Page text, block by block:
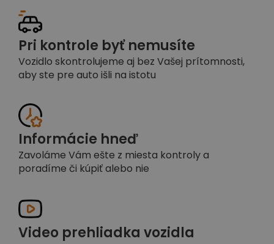
Pri kontrole byť nemusíte
Vozidlo skontrolujeme aj bez Vašej prítomnosti,
aby ste pre auto išli na istotu
Informácie hneď
Zavoláme Vám ešte z miesta kontroly a
poradíme či kúpiť alebo nie
Video prehliadka vozidla